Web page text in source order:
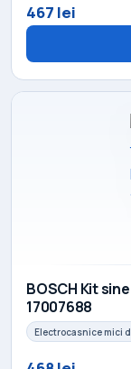
467 lei
BOSCH Kit
17007688
Electrocasnice mici